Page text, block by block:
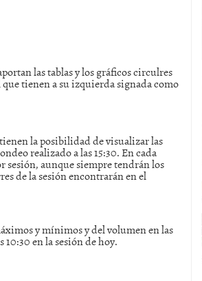
24, 2014
valores de IBEX35 a m?ximos
global de m?ximos anuales
2013
Aún con recorrido a la baja para
si se podría apostar por un
las tablas y los gráficos circulres
tienen a su izquierda signada como
tienen la posibilidad de visualizar las
realizado a las 15:30. En cada
sesión, aunque siempre tendrán los
de la sesión encontrarán en el
y mínimos y del volumen en las
en la sesión de hoy.